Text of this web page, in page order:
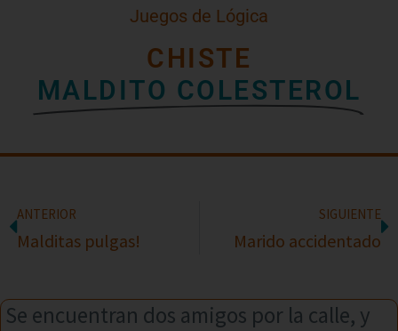
Juegos de Lógica
CHISTE
MALDITO COLESTEROL
ANTERIOR
Malditas pulgas!
SIGUIENTE
Marido accidentado
Se encuentran dos amigos por la calle, y